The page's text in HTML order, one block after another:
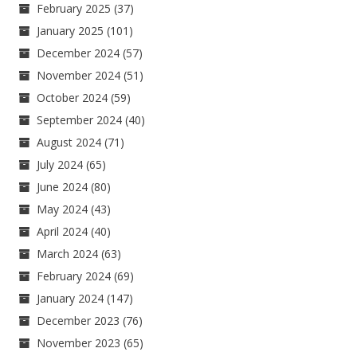
February 2025 (37)
January 2025 (101)
December 2024 (57)
November 2024 (51)
October 2024 (59)
September 2024 (40)
August 2024 (71)
July 2024 (65)
June 2024 (80)
May 2024 (43)
April 2024 (40)
March 2024 (63)
February 2024 (69)
January 2024 (147)
December 2023 (76)
November 2023 (65)